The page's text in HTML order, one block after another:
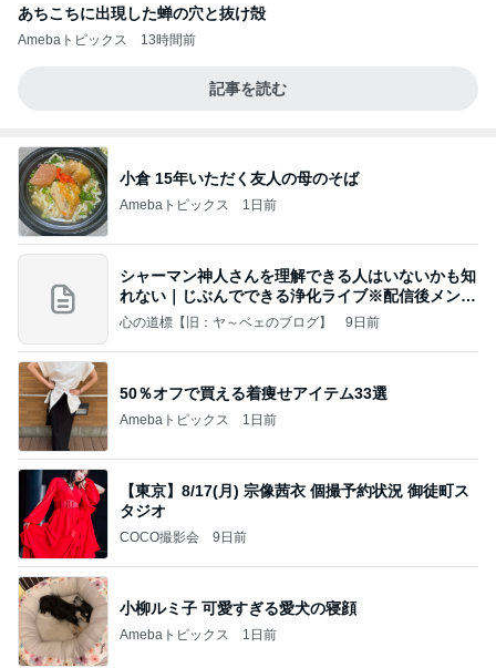
あちこちに出現した蝉の穴と抜け殻
Amebaトピックス 13時間前
記事を読む
小倉 15年いただく友人の母のそば
Amebaトピックス 1日前
シャーマン神人さんを理解できる人はいないかも知
れない｜じぶんでできる浄化ライブ※配信後メンバ
ー限
心の道標【旧：ヤ～ベェのブログ】 9日前
50％オフで買える着痩せアイテム33選
Amebaトピックス 1日前
【東京】8/17(月) 宗像茜衣 個撮予約状況 御徒町ス
タジオ
COCO撮影会 9日前
小柳ルミ子 可愛すぎる愛犬の寝顔
Amebaトピックス 1日前